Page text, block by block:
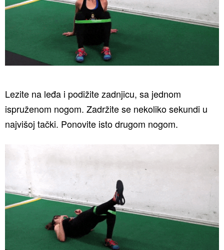
Lezite na leđa i podižite zadnjicu, sa jednom
ispruženom nogom. Zadržite se nekoliko sekundi u
najvišoj tački. Ponovite isto drugom nogom.